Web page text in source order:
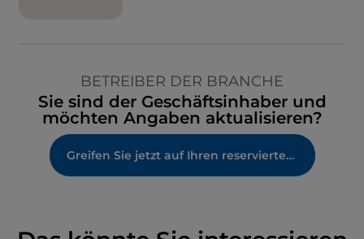
BETREIBER DER BRANCHE
Sie sind der Geschäftsinhaber und
möchten Angaben aktualisieren?
Greifen Sie jetzt auf Ihren reservierten Bereich zu